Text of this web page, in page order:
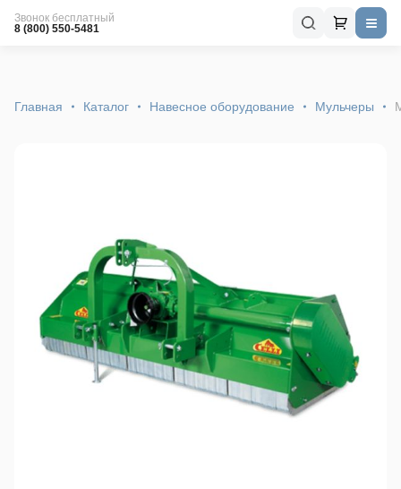
Звонок бесплатный
8 (800) 550-5481
Главная Каталог Навесное оборудование Мульчеры